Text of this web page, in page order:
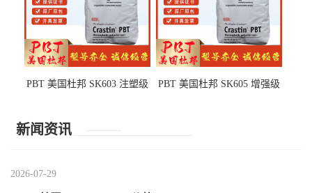
PBT 美国杜邦 SK603 注塑级
PBT 美国杜邦 SK605 增强级
新闻资讯
2026-07-29